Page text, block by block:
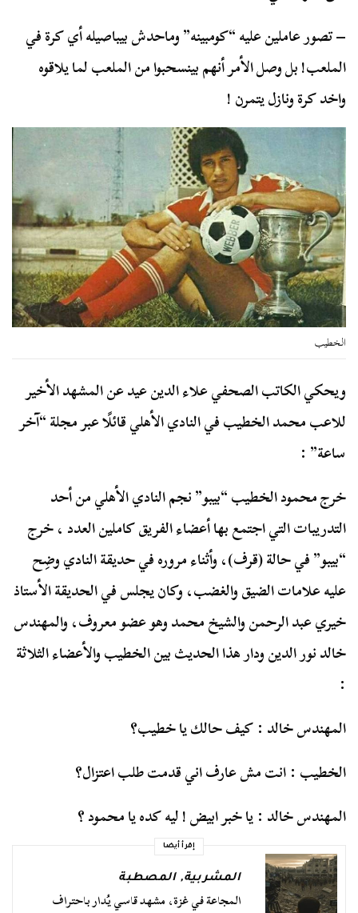
– تصور عاملين عليه “كومبينه” وماحدش بيباصيله أي كرة في
الملعب! بل وصل الأمر أنهم بينسحبوا من الملعب لما يلاقوه
واخد كرة ونازل يتمرن !
الخطيب
ويحكي الكاتب الصحفي علاء الدين عيد عن المشهد الأخير
للاعب محمد الخطيب في النادي الأهلي قائلًا عبر مجلة “آخر
ساعة” :
خرج محمود الخطيب “بيبو” نجم النادي الأهلي من أحد
التدريبات التي اجتمع بها أعضاء الفريق كاملين العدد ، خرج
“بيبو” في حالة (قرف)، وأثناء مروره في حديقة النادي وضِح
عليه علامات الضيق والغضب، وكان يجلس في الحديقة الأستاذ
خيري عبد الرحمن والشيخ محمد وهو عضو معروف، والمهندس
خالد نور الدين ودار هذا الحديث بين الخطيب والأعضاء الثلاثة
:
المهندس خالد : كيف حالك يا خطيب؟
الخطيب : انت مش عارف اني قدمت طلب اعتزال؟
المهندس خالد : يا خبر ابيض ! ليه كده يا محمود ؟
إقرأ أيضا
المشربية,المصطبة
المجاعة في غزة، مشهد قاسي يُدار باحتراف